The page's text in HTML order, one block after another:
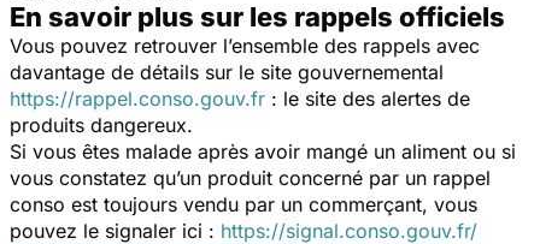
En savoir plus sur les rappels officiels
Vous pouvez retrouver l’ensemble des rappels avec
davantage de détails sur le site gouvernemental
https://rappel.conso.gouv.fr : le site des alertes de
produits dangereux.
Si vous êtes malade après avoir mangé un aliment ou si
vous constatez qu’un produit concerné par un rappel
conso est toujours vendu par un commerçant, vous
pouvez le signaler ici : https://signal.conso.gouv.fr/